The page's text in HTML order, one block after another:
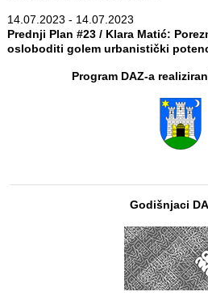
14.07.2023 - 14.07.2023
Prednji Plan #23 / Klara Matić:
osloboditi golem urbanistički
Program DAZ-a
Godišnjaci